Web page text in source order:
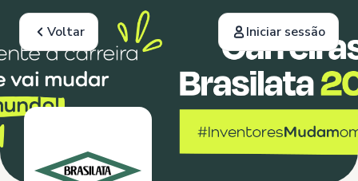
Voltar Iniciar sessão